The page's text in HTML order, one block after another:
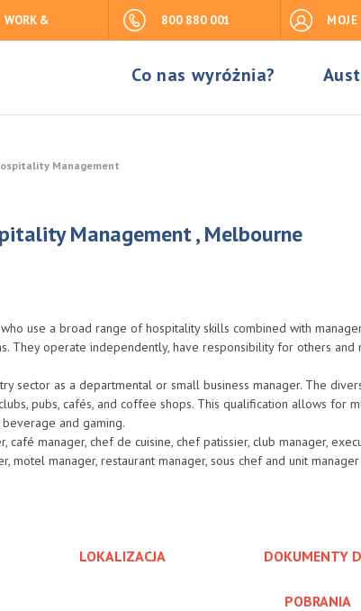
WORK & 800 880 001 MOJE
Co nas wyróżnia?
Management
Management , Melbourne
use a broad range of hospitality skills combined with
They operate independently, have responsibility for others and
sector as a departmental or small business manager. The
pubs, cafés, and coffee shops. This qualification allows for
and gaming.
manager, chef de cuisine, chef patissier, club manager,
motel manager, restaurant manager, sous chef and unit
LOKALIZACJA DOKUMENTY
POBRANIA